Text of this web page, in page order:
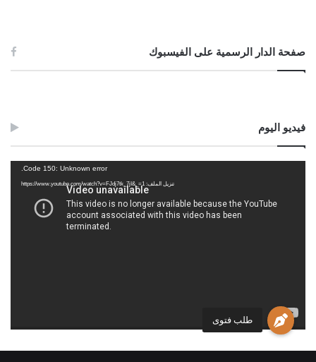
طلب فتوى
صفحة الدار الرسمية على الفيسبوك
فيديو اليوم
Code 150: Unknown error.
تنزيل الملف: https://www.youtube.com/watch?v=FJdj7tk_7jI&_=1